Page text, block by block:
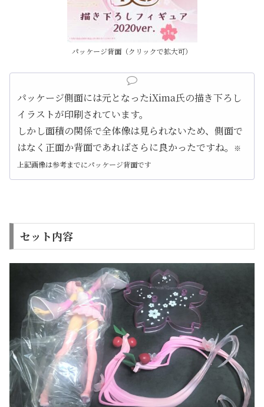
パッケージ背面（クリックで拡大可）
パッケージ側面には元となったiXima氏の描き下ろし
イラストが印刷されています。
しかし面積の関係で全体像は見られないため、側面で
はなく正面か背面であればさらに良かったですね。
※
上記画像は参考までにパッケージ背面です
セット内容